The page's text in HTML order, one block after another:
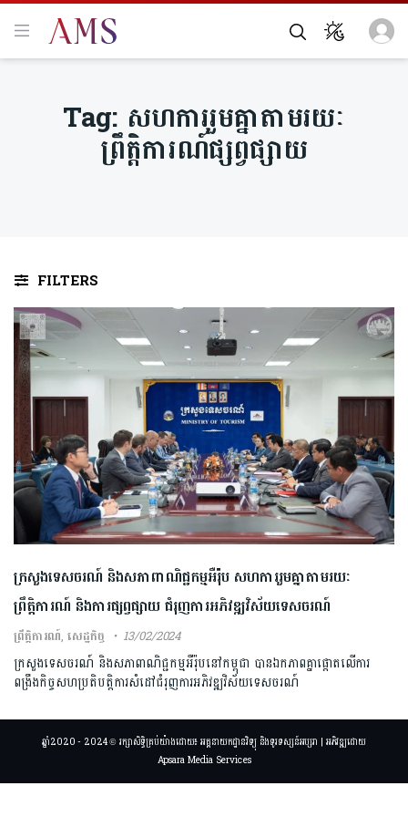
Tag:សហការរួមគ្នាតាមរយៈ
ព្រឹត្តិការណ៍ផ្សព្វផ្សាយ
FILTERS
ក្រសួងទេសចរណ៍ និងសភាពាណិជ្ជកម្មអឺរ៉ុប សហការរួមគ្នាតាមរយៈ
ព្រឹត្តិការណ៍ និងការផ្សព្វផ្សាយ ជំរុញការអភិវឌ្ឍវិស័យទេសចរណ៍
ព្រឹត្តិការណ៍,សេដ្ឋកិច្ច 13/02/2024
ក្រសួងទេសចរណ៍ និងសភាពាណិជ្ជកម្មអឺរ៉ុបនៅកម្ពុជា បានឯកភាពគ្នាផ្ដោតលើការ
ពង្រឹងកិច្ចសហប្រតិបត្តិការសំដៅជំរុញការអភិវឌ្ឍវិស័យទេសចរណ៍
ឆ្នាំ2020 - 2024 © រក្សាសិទ្ធិគ្រប់យ៉ាងដោយ៖ អគ្គនាយកដ្ឋានវិទ្យុ និងទូរទស្សន៍អប្សរា | អភិវឌ្ឍដោយ
Apsara Media Services